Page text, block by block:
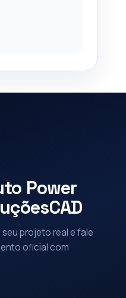
Power
projeto real e fale
oficial com